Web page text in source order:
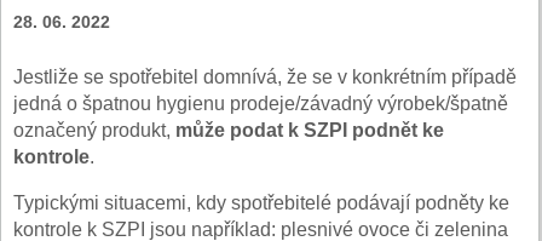
28. 06. 2022
Jestliže se spotřebitel domnívá, že se v konkrétním případě
jedná o špatnou hygienu prodeje/závadný výrobek/špatně
označený produkt, může podat k SZPI podnět ke
kontrole.
Typickými situacemi, kdy spotřebitelé podávají podněty ke
kontrole k SZPI jsou například: plesnivé ovoce či zelenina